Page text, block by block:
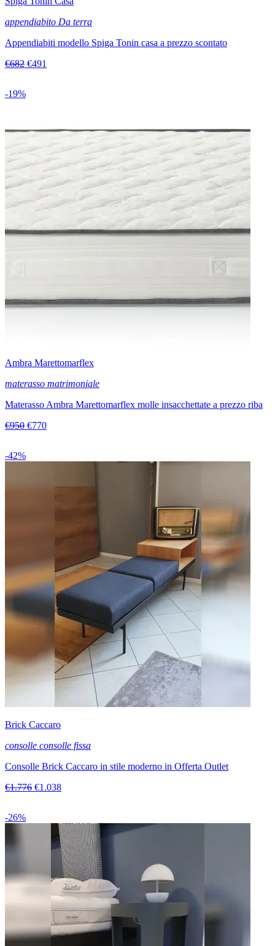
appendiabito Da terra
Appendiabiti modello Spiga Tonin casa a prezzo scontato
€682 €491
-19%
Ambra Marettomarflex
materasso matrimoniale
Materasso Ambra Marettomarflex molle insacchettate a prezzo riba
€950 €770
-42%
Brick Caccaro
consolle consolle fissa
Consolle Brick Caccaro in stile moderno in Offerta Outlet
€1.776 €1.038
-26%